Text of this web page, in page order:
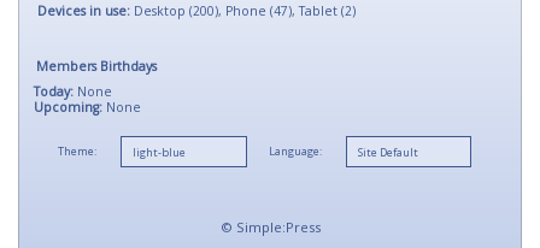
Devices in use: Desktop (200), Phone (47), Tablet (2)
Members Birthdays
Today: None
Upcoming: None
Theme: Language:
© Simple:Press